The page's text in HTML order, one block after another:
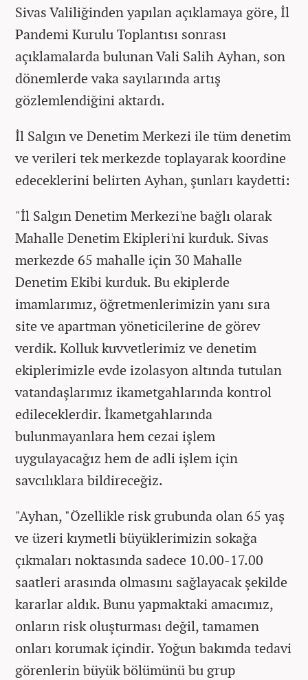
Sivas Valiliğinden yapılan açıklamaya göre, İl
Pandemi Kurulu Toplantısı sonrası
açıklamalarda bulunan Vali Salih Ayhan, son
dönemlerde vaka sayılarında artış
gözlemlendiğini aktardı.
İl Salgın ve Denetim Merkezi ile tüm denetim
ve verileri tek merkezde toplayarak koordine
edeceklerini belirten Ayhan, şunları kaydetti:
"İl Salgın Denetim Merkezi'ne bağlı olarak
Mahalle Denetim Ekipleri'ni kurduk. Sivas
merkezde 65 mahalle için 30 Mahalle
Denetim Ekibi kurduk. Bu ekiplerde
imamlarımız, öğretmenlerimizin yanı sıra
site ve apartman yöneticilerine de görev
verdik. Kolluk kuvvetlerimiz ve denetim
ekiplerimizle evde izolasyon altında tutulan
vatandaşlarımız ikametgahlarında kontrol
edileceklerdir. İkametgahlarında
bulunmayanlara hem cezai işlem
uygulayacağız hem de adli işlem için
savcılıklara bildireceğiz.
"Ayhan, "Özellikle risk grubunda olan 65 yaş
ve üzeri kıymetli büyüklerimizin sokağa
çıkmaları noktasında sadece 10.00-17.00
saatleri arasında olmasını sağlayacak şekilde
kararlar aldık. Bunu yapmaktaki amacımız,
onların risk oluşturması değil, tamamen
onları korumak içindir. Yoğun bakımda tedavi
görenlerin büyük bölümünü bu grup